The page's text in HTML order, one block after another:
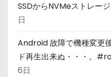
SSDからNVMeストレー
日
Android 故障で機種変更
ド再生出来ぬ・・・。
6日